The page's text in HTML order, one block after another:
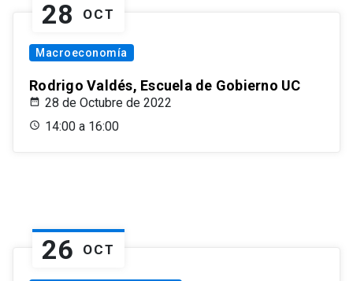
28 OCT
Macroeconomía
Rodrigo Valdés, Escuela de Gobierno UC
28 de Octubre de 2022
14:00 a 16:00
26 OCT